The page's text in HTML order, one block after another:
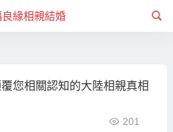
緣相親結婚
您相關認知的大陸相親真相
201